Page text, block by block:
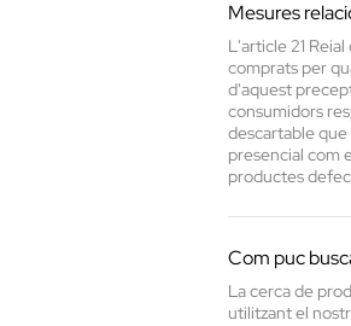
Mesures
L'article 21
comprats per
d'aquest
consumidors
descartable
presencial com
productes
Com puc
La cerca de
utilitzant el